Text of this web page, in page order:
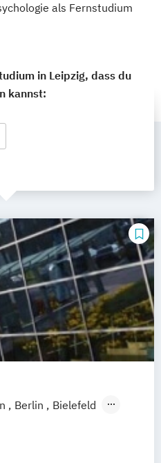
als Fernstudium
in Leipzig, dass du
kannst:
Berlin
Bielefeld